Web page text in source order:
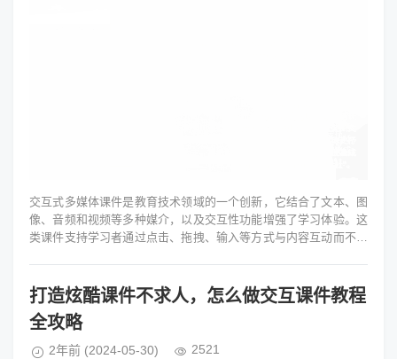
交互式多媒体课件是教育技术领域的一个创新，它结合了文本、图
像、音频和视频等多种媒介，以及交互性功能增强了学习体验。这
类课件支持学习者通过点击、拖拽、输入等方式与内容互动而不仅
打造炫酷课件不求人，怎么做交互课件教程
全攻略
2年前 (2024-05-30) 2521